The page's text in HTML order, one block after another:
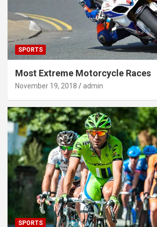
SPORTS
Most Extreme Motorcycle Races
November 19, 2018 admin
SPORTS